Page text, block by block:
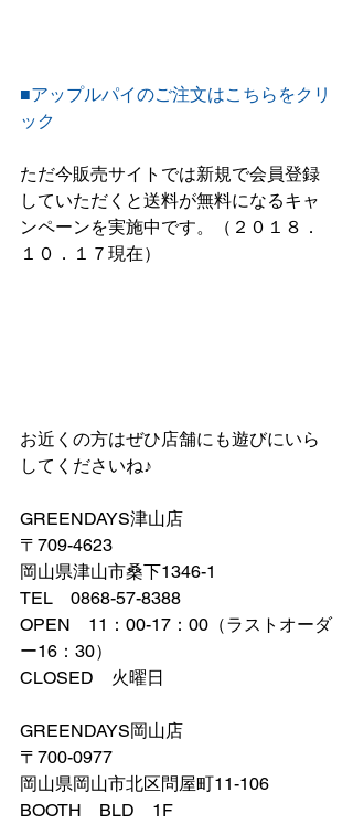
■アップルパイのご注文はこちらをクリ
ック
ただ今販売サイトでは新規で会員登録
していただくと送料が無料になるキャ
ンペーンを実施中です。（２０１８．
１０．１７現在）
お近くの方はぜひ店舗にも遊びにいら
してくださいね♪
GREENDAYS津山店
〒709-4623
岡山県津山市桑下1346-1
TEL　0868-57-8388
OPEN　11：00-17：00（ラストオーダ
ー16：30）
CLOSED　火曜日
GREENDAYS岡山店
〒700-0977
岡山県岡山市北区問屋町11-106
BOOTH　BLD　1F